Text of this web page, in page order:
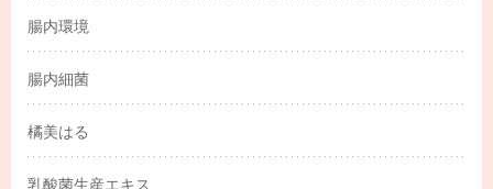
腸内環境
腸内細菌
橘美はる
乳酸菌生産エキス